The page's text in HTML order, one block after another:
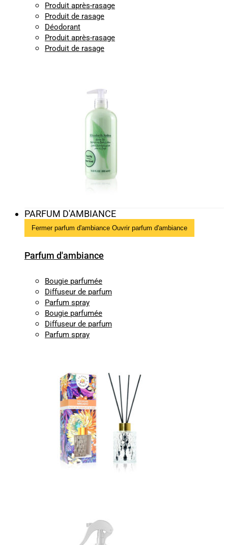
Produit après-rasage
Produit de rasage
Déodorant
Produit après-rasage
Produit de rasage
PARFUM D'AMBIANCE
Fermer parfum d'ambiance Ouvrir parfum d'ambiance
Parfum d'ambiance
Bougie parfumée
Diffuseur de parfum
Parfum spray
Bougie parfumée
Diffuseur de parfum
Parfum spray